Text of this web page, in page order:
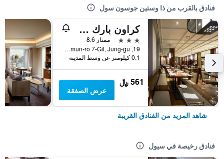
فنادق بالقرب من ذا وستين جوسون سول
كراون بارك هوتل سول ميونغدونج
3 نجوم
ممتاز 8.6
19, Namdaemun-ro 7-Gil, Jung-gu, سيول, كوريا الجنوبية
0.1 كيلومتر عن وسط المدينة
561 ﷼
عرض الصفقة
شاهد المزيد من الفنادق القريبة
فنادق رخيصة في سيول